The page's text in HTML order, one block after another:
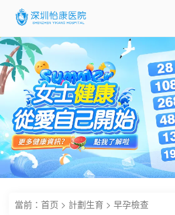
當前： 首页 > 計劃生育 > 早孕檢查